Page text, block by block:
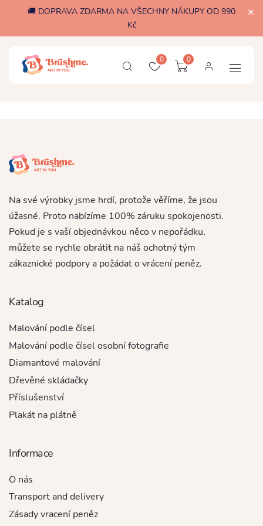
🚚 DOPRAVA ZDARMA NA VŠECHNY NÁKUPY OD 990
Kč
0 0
Na své výrobky jsme hrdí, protože věříme, že jsou
úžasné. Proto nabízíme 100% záruku spokojenosti.
Pokud je s vaší objednávkou něco v nepořádku,
můžete se rychle obrátit na náš ochotný tým
zákaznické podpory a požádat o vrácení peněz.
Katalog
Malování podle čísel
Malování podle čísel osobní fotografie
Diamantové malování
Dřevěné skládačky
Příslušenství
Plakát na plátně
Informace
O nás
Transport and delivery
Zásady vracení peněz